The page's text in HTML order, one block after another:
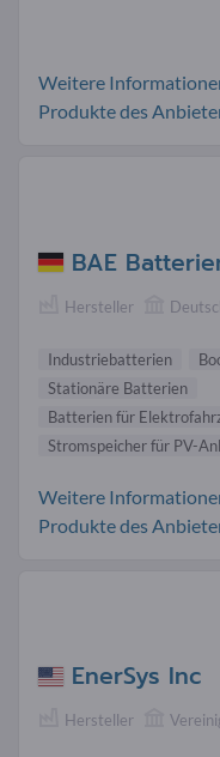
Weitere
Produkte des
BAE
Hersteller
Industriebatterien
Stationäre Batterien
Batterien für
Stromspeicher für PV-
Weitere
Produkte des
EnerSys Inc
Hersteller